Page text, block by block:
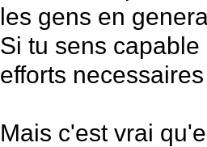
les gens en
Si tu sens
efforts
Mais c'est vrai